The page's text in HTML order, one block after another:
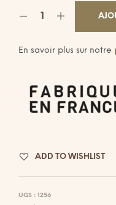
En savoir plus sur notre
ADD TO WISHLIST
UGS : 1256